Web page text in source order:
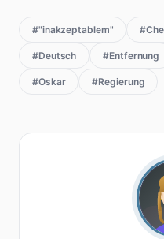
#"inakzeptablem"
#Deutsch #Entfernung
#Oskar #Regierung